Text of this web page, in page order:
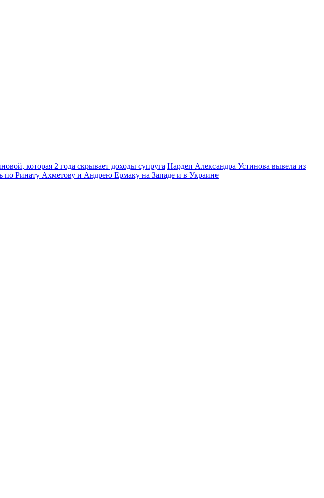
которая 2 года скрывает доходы супруга Нардеп Александра Устинова вывела из
по Ринату Ахметову и Андрею Ермаку на Западе и в Украине